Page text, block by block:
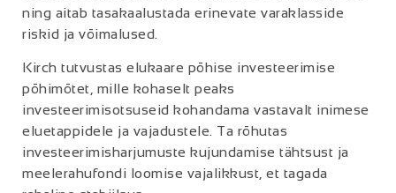
ning aitab tasakaalustada erinevate varaklasside
riskid ja võimalused.
Kirch tutvustas elukaare põhise investeerimise
põhimõtet, mille kohaselt peaks
investeerimisotsuseid kohandama vastavalt inimese
eluetappidele ja vajadustele. Ta rõhutas
investeerimisharjumuste kujundamise tähtsust ja
meelerahufondi loomise vajalikkust, et tagada